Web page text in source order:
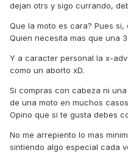
dejan otrs y sigo currando,
Que la moto es cara? Pues
Quien necesita mas que una
Y a caracter personal la x-
como un aborto xD.
Si compras con cabeza ni
de una moto en muchos
Opino que si te gusta debes
No me arrepiento lo mas
sintiendo algo especial cada